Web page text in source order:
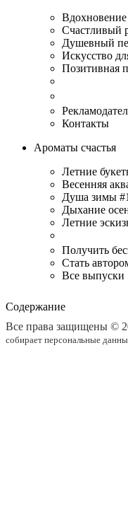
Вдохновение
Счастливый
Душевный
Искусство
Позитивная
Контакты
Ароматы счастья
Летние
Весенняя
Душа зимы
Дыхание
Летние
Получить
Стать
Все выпуски
Содержание
Все права защищены ©
собирает персональные